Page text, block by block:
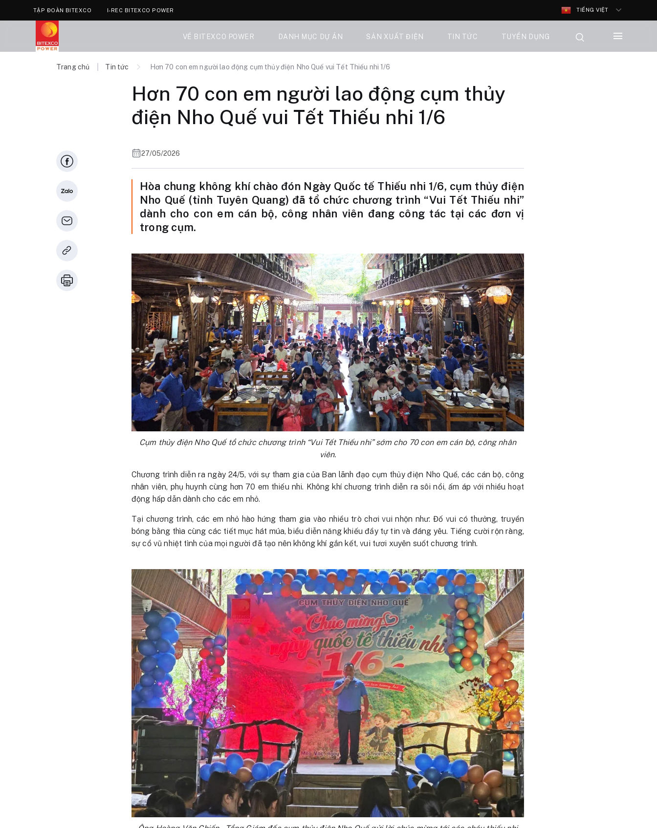
TẬP ĐOÀN BITEXCO I-REC BITEXCO POWER TIẾNG VIỆT
VỀ BITEXCO POWER DANH MỤC DỰ ÁN SẢN XUẤT ĐIỆN TIN TỨC TUYỂN DỤNG
Trang chủ Tin tức Hơn 70 con em người lao động cụm thủy điện Nho Quế vui Tết Thiếu nhi 1/6
Hơn 70 con em người lao động cụm thủy
điện Nho Quế vui Tết Thiếu nhi 1/6
27/05/2026
Hòa chung không khí chào đón Ngày Quốc tế Thiếu nhi 1/6, cụm thủy điện
Nho Quế (tỉnh Tuyên Quang) đã tổ chức chương trình “Vui Tết Thiếu nhi”
dành cho con em cán bộ, công nhân viên đang công tác tại các đơn vị
trong cụm.
Cụm thủy điện Nho Quế tổ chức chương trình “Vui Tết Thiếu nhi” sớm cho 70 con em cán bộ, công nhân
viên.
Chương trình diễn ra ngày 24/5, với sự tham gia của Ban lãnh đạo cụm thủy điện Nho Quế, các cán bộ, công
nhân viên, phụ huynh cùng hơn 70 em thiếu nhi. Không khí chương trình diễn ra sôi nổi, ấm áp với nhiều hoạt
động hấp dẫn dành cho các em nhỏ.
Tại chương trình, các em nhỏ hào hứng tham gia vào nhiều trò chơi vui nhộn như: Đố vui có thưởng, truyền
bóng bằng thìa cùng các tiết mục hát múa, biểu diễn năng khiếu đầy tự tin và đáng yêu. Tiếng cười rộn ràng,
sự cổ vũ nhiệt tình của mọi người đã tạo nên không khí gắn kết, vui tươi xuyên suốt chương trình.